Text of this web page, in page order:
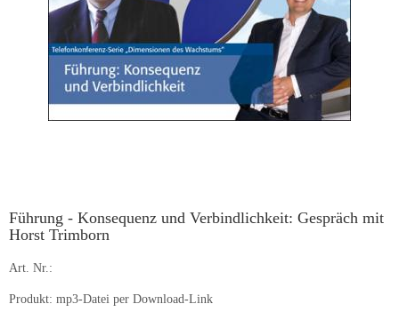
Führung - Konsequenz und Verbindlichkeit: Gespräch mit
Horst Trimborn
Art. Nr.:
Produkt: mp3-Datei per Download-Link